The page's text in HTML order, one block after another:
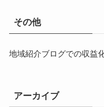
その他
地域紹介ブログでの収益
アーカイブ